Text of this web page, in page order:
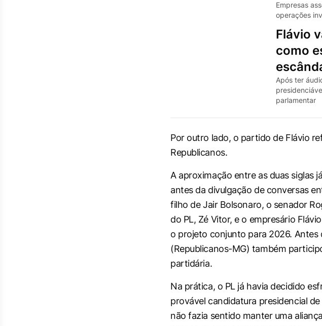
Empresas
operações
Flávio
como
Após ter
parlamentar
Por outro lado, o partido de Flávio
Republicanos.
A aproximação entre as duas siglas
antes da divulgação de conversas
filho de Jair Bolsonaro, o senador
do PL, Zé Vitor, e o empresário
o projeto conjunto para 2026.
(Republicanos-MG) também
partidária.
Na prática, o PL já havia decidido
provável candidatura presidencial
não fazia sentido manter uma